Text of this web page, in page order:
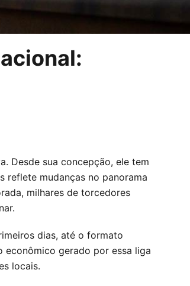
Desde sua concepção, ele tem
reflete mudanças no panorama
milhares de torcedores
dias, até o formato
econômico gerado por essa liga
locais.